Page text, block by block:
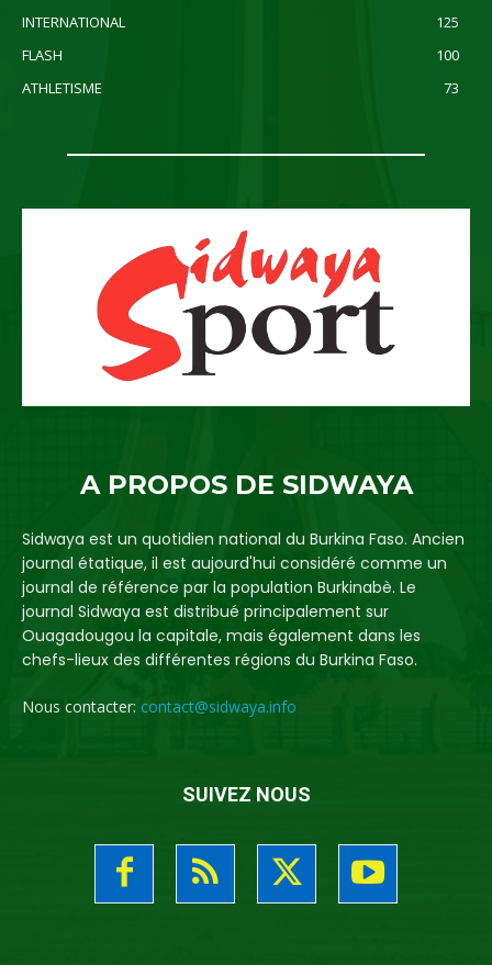
INTERNATIONAL
125
FLASH
100
ATHLETISME
73
A PROPOS DE SIDWAYA
Sidwaya est un quotidien national du Burkina Faso. Ancien
journal étatique, il est aujourd'hui considéré comme un
journal de référence par la population Burkinabè. Le
journal Sidwaya est distribué principalement sur
Ouagadougou la capitale, mais également dans les
chefs-lieux des différentes régions du Burkina Faso.
Nous contacter: contact@sidwaya.info
SUIVEZ NOUS